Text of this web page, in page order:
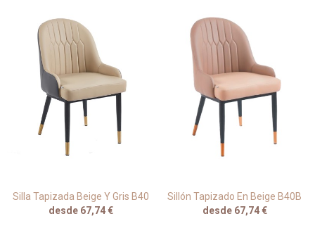
Silla Tapizada Beige Y Gris B40
desde 67,74 €
Sillón Tapizado En Beige B40B
desde 67,74 €